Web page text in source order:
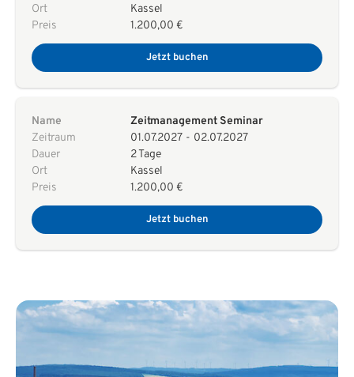
Ort
Kassel
Preis
1.200,00 €
Jetzt buchen
Name
Zeitmanagement Seminar
Zeitraum
01.07.2027 - 02.07.2027
Dauer
2 Tage
Ort
Kassel
Preis
1.200,00 €
Jetzt buchen